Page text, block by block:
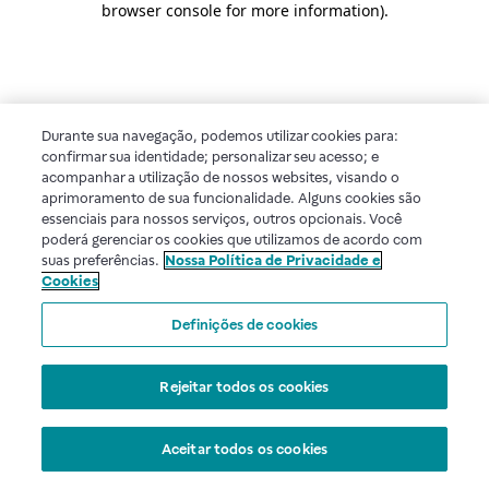
browser console for more information).
Durante sua navegação, podemos utilizar cookies para:
confirmar sua identidade; personalizar seu acesso; e
acompanhar a utilização de nossos websites, visando o
aprimoramento de sua funcionalidade. Alguns cookies são
essenciais para nossos serviços, outros opcionais. Você
poderá gerenciar os cookies que utilizamos de acordo com
suas preferências. Nossa Política de Privacidade e
Cookies
Definições de cookies
Rejeitar todos os cookies
Aceitar todos os cookies